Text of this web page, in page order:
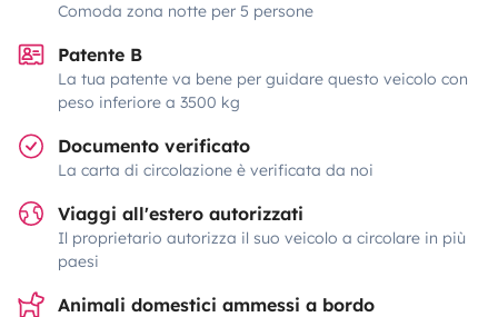
Comoda zona notte per 5 persone
Patente B
La tua patente va bene per guidare questo veicolo con
peso inferiore a 3500 kg
Documento verificato
La carta di circolazione è verificata da noi
Viaggi all'estero autorizzati
Il proprietario autorizza il suo veicolo a circolare in più
paesi
Animali domestici ammessi a bordo